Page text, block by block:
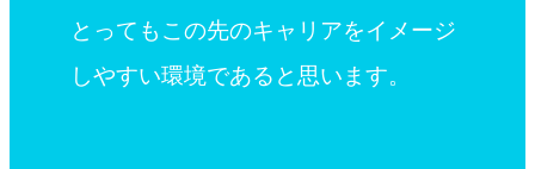
とってもこの先のキャリアをイメージ
しやすい環境であると思います。